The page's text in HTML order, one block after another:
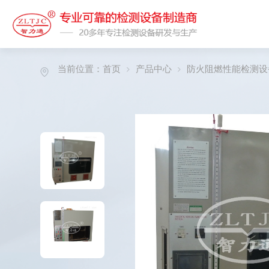
当前位置：首页 产品中心 防火阻燃性能检测